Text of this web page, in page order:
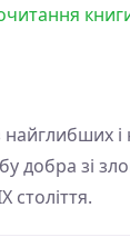
добра зі
століття.